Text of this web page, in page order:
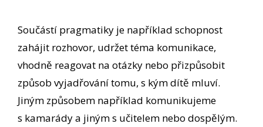
Součástí pragmatiky je například schopnost
zahájit rozhovor, udržet téma komunikace,
vhodně reagovat na otázky nebo přizpůsobit
způsob vyjadřování tomu, s kým dítě mluví.
Jiným způsobem například komunikujeme
s kamarády a jiným s učitelem nebo dospělým.